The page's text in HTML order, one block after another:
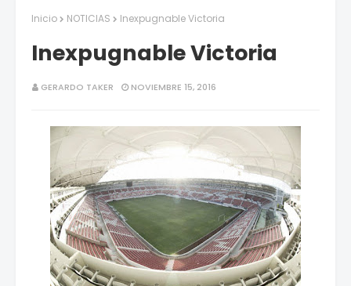
Inicio NOTICIAS Inexpugnable Victoria
Inexpugnable Victoria
GERARDO TAKER NOVIEMBRE 15, 2016